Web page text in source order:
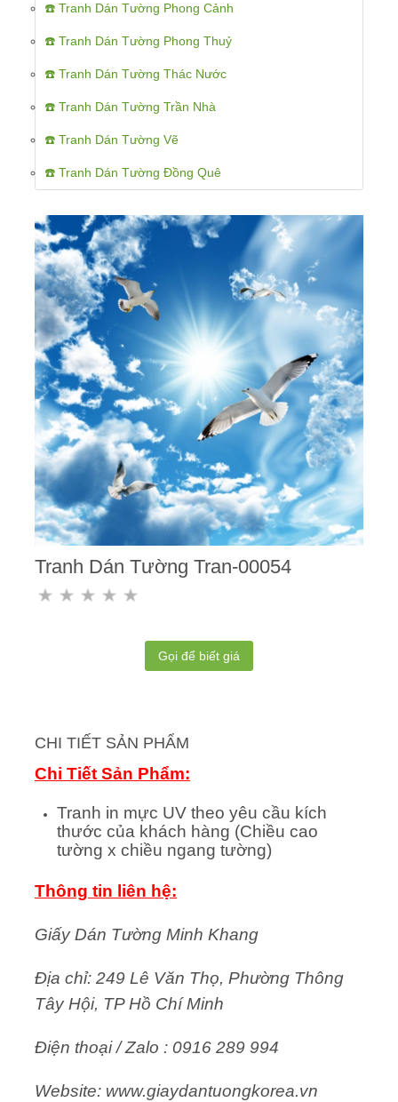
☎️ Tranh Dán Tường Phong Cảnh
☎️ Tranh Dán Tường Phong Thuỷ
☎️ Tranh Dán Tường Thác Nước
☎️ Tranh Dán Tường Trần Nhà
☎️ Tranh Dán Tường Vẽ
☎️ Tranh Dán Tường Đồng Quê
Tranh Dán Tường Tran-00054
Gọi để biết giá
CHI TIẾT SẢN PHẨM
Chi Tiết Sản Phẩm:
Tranh in mực UV theo yêu cầu kích
thước của khách hàng (Chiều cao
tường x chiều ngang tường)
Thông tin liên hệ:
Giấy Dán Tường Minh Khang
Địa chỉ: 249 Lê Văn Thọ, Phường Thông
Tây Hội, TP Hồ Chí Minh
Điện thoại / Zalo : 0916 289 994
Website: www.giaydantuongkorea.vn